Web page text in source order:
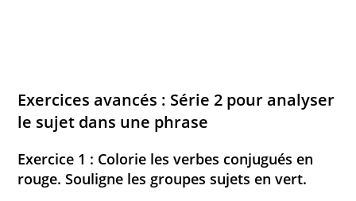
Exercices avancés : Série 2 pour analyser
le sujet dans une phrase
Exercice 1 : Colorie les verbes conjugués en
rouge. Souligne les groupes sujets en vert.